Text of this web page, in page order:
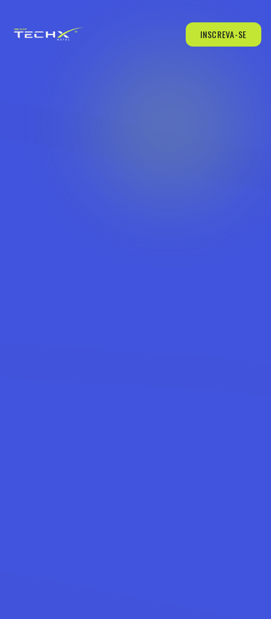
INSCREVA-SE